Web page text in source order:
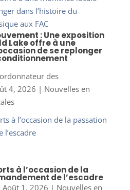
: Une exposition
Lake offre à une
de se replonger
des
4, 2026 | Nouvelles en
à l’occasion de la
de l’escadre
Août 1, 2026 | Nouvelles en